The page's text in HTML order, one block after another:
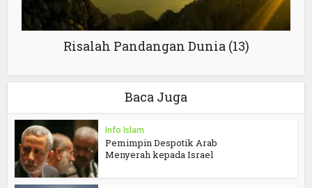
Risalah Pandangan Dunia (13)
Baca Juga
Info Islam
Pemimpin Despotik Arab
Menyerah kepada Israel